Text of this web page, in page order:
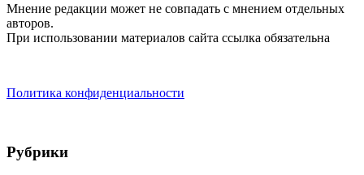
Мнение редакции может не совпадать с мнением отдельных
авторов.
При использовании материалов сайта ссылка обязательна
Политика конфиденциальности
Рубрики